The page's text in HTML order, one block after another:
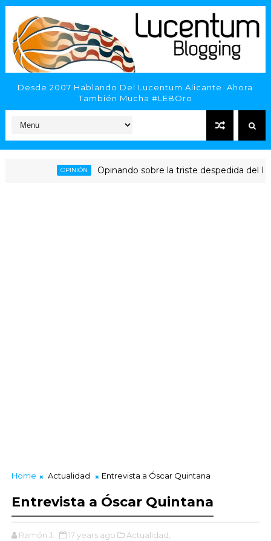
Desde 2007 Hablando Del Lucentum Alicante. Ahora
También Mucha #LEBOro
OPINIÓN Opinando sobre la triste despedida del HLA
Home Actualidad Entrevista a Óscar Quintana
Entrevista a Óscar Quintana
Ramón J. 17 years ago Actualidad,